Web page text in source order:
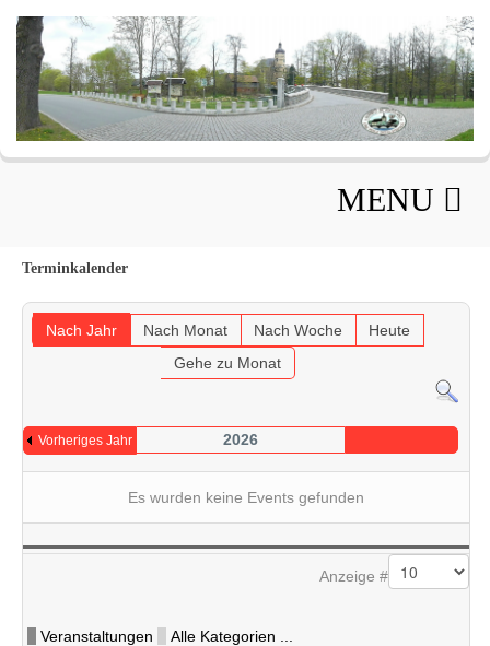
MENU
Terminkalender
Nach Jahr Nach Monat Nach Woche
Heute
Gehe zu Monat
Vorheriges Jahr 2026
Es wurden keine Events gefunden
Limite der Paginierungsliste
Anzeige #
Veranstaltungen Alle Kategorien ...